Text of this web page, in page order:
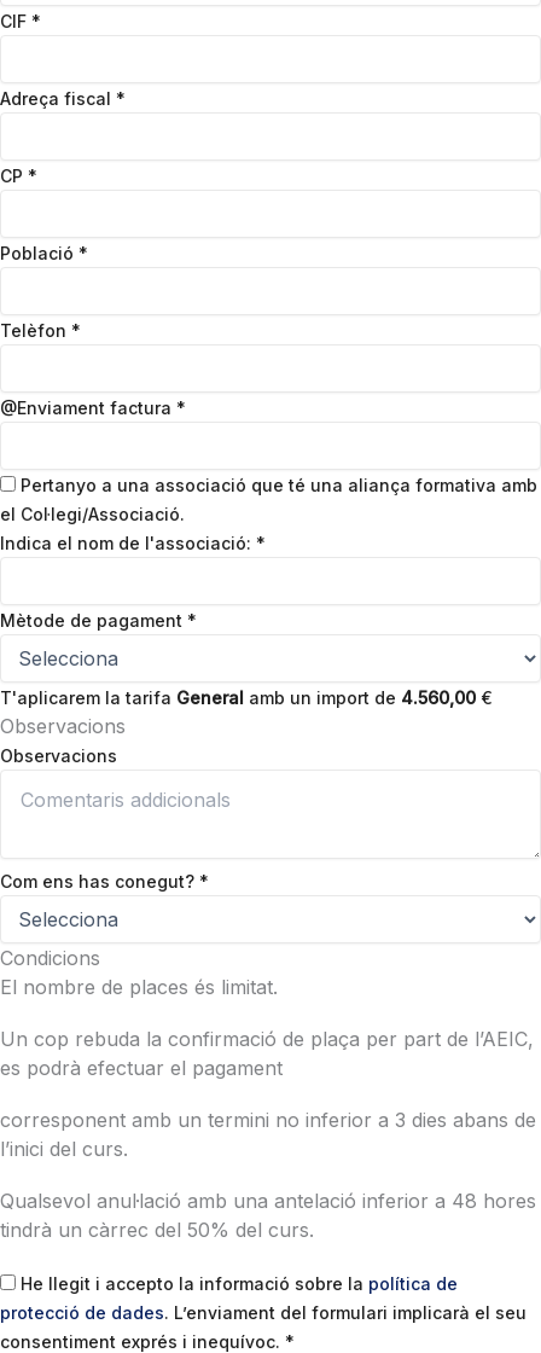
CIF *
Adreça fiscal *
CP *
Població *
Telèfon *
@Enviament factura *
Pertanyo a una associació que té una aliança formativa amb
el Col·legi/Associació.
Indica el nom de l'associació: *
Mètode de pagament *
T'aplicarem la tarifa General amb un import de 4.560,00 €
Observacions
Observacions
Com ens has conegut? *
Condicions
El nombre de places és limitat.
Un cop rebuda la confirmació de plaça per part de l’AEIC,
es podrà efectuar el pagament
corresponent amb un termini no inferior a 3 dies abans de
l’inici del curs.
Qualsevol anul·lació amb una antelació inferior a 48 hores
tindrà un càrrec del 50% del curs.
He llegit i accepto la informació sobre la política de
protecció de dades. L’enviament del formulari implicarà el seu
consentiment exprés i inequívoc. *